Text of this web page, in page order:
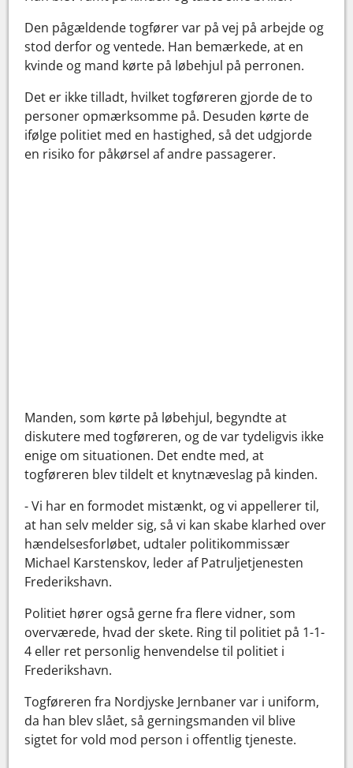
Den pågældende togfører var på vej på arbejde og
stod derfor og ventede. Han bemærkede, at en
kvinde og mand kørte på løbehjul på perronen.
Det er ikke tilladt, hvilket togføreren gjorde de to
personer opmærksomme på. Desuden kørte de
ifølge politiet med en hastighed, så det udgjorde
en risiko for påkørsel af andre passagerer.
Manden, som kørte på løbehjul, begyndte at
diskutere med togføreren, og de var tydeligvis ikke
enige om situationen. Det endte med, at
togføreren blev tildelt et knytnæveslag på kinden.
- Vi har en formodet mistænkt, og vi appellerer til,
at han selv melder sig, så vi kan skabe klarhed over
hændelsesforløbet, udtaler politikommissær
Michael Karstenskov, leder af Patruljetjenesten
Frederikshavn.
Politiet hører også gerne fra flere vidner, som
overværede, hvad der skete. Ring til politiet på 1-1-
4 eller ret personlig henvendelse til politiet i
Frederikshavn.
Togføreren fra Nordjyske Jernbaner var i uniform,
da han blev slået, så gerningsmanden vil blive
sigtet for vold mod person i offentlig tjeneste.